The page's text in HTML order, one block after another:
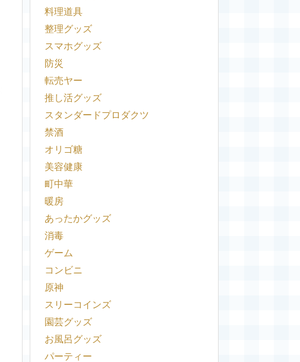
料理道具
整理グッズ
スマホグッズ
防災
転売ヤー
推し活グッズ
スタンダードプロダクツ
禁酒
オリゴ糖
美容健康
町中華
暖房
あったかグッズ
消毒
ゲーム
コンビニ
原神
スリーコインズ
園芸グッズ
お風呂グッズ
パーティー